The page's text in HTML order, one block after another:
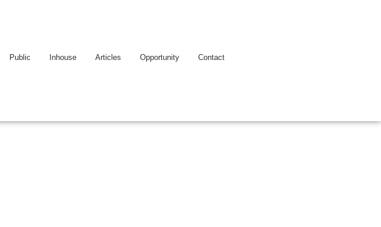
Public Inhouse Articles Opportunity Contact